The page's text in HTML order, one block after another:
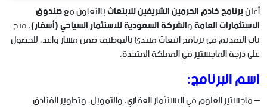
أعلنبرنامج خادم الحرمين الشريفين للابتعاثبالتعاون معصندوق
الاستثمارات العامةوالشركة السعودية للاستثمار السياحي (أسفار)، فتح
باب التقديم في برنامج ابتعاث مبتدئ بالتوظيف ضمن مسار واعد، للحصول
على درجة الماجستير في المملكة المتحدة،
اسم البرنامج:
– ماجستير العلوم في الاستثمار العقاري، والتمويل، وتطوير الفنادق.